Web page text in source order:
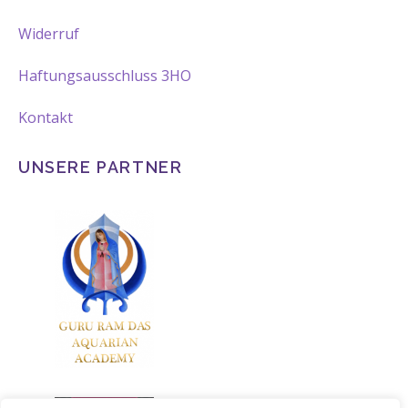
Widerruf
Haftungsausschluss 3HO
Kontakt
UNSERE PARTNER